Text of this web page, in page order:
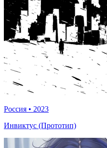
Россия • 2023
Инвиктус (Прототип)